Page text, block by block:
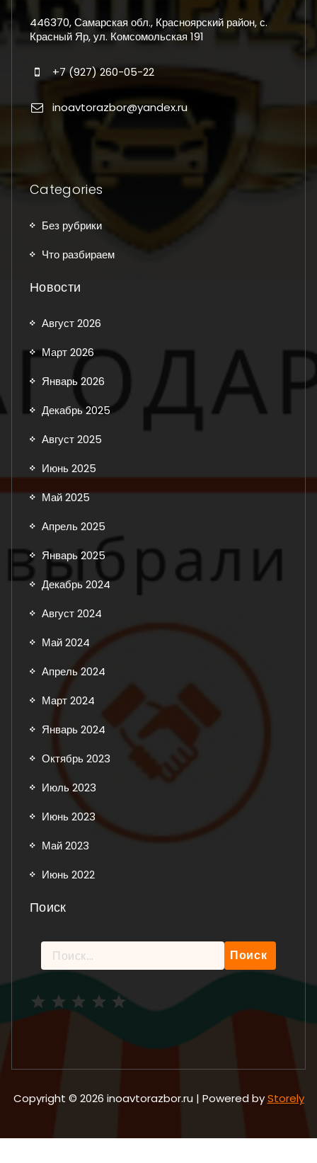
446370, Самарская обл., Красноярский район, с.
Красный Яр, ул. Комсомольская 191
+7 (927) 260-05-22
inoavtorazbor@yandex.ru
Categories
Без рубрики
Что разбираем
Новости
Август 2026
Март 2026
Январь 2026
Декабрь 2025
Август 2025
Июнь 2025
Май 2025
Апрель 2025
Январь 2025
Декабрь 2024
Август 2024
Май 2024
Апрель 2024
Март 2024
Январь 2024
Октябрь 2023
Июль 2023
Июнь 2023
Май 2023
Июнь 2022
Поиск
Найти:
Copyright © 2026 inoavtorazbor.ru | Powered byStorely